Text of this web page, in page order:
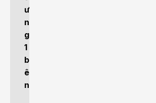
ư
n
g
1
b
ê
n